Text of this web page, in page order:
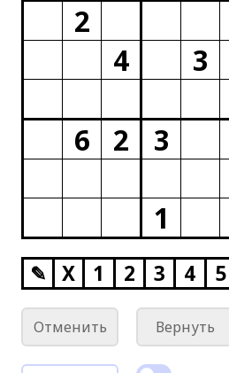
2
4
3
6
2 3
1
✎ X 1 2 3 4 5
Отменить Вернуть